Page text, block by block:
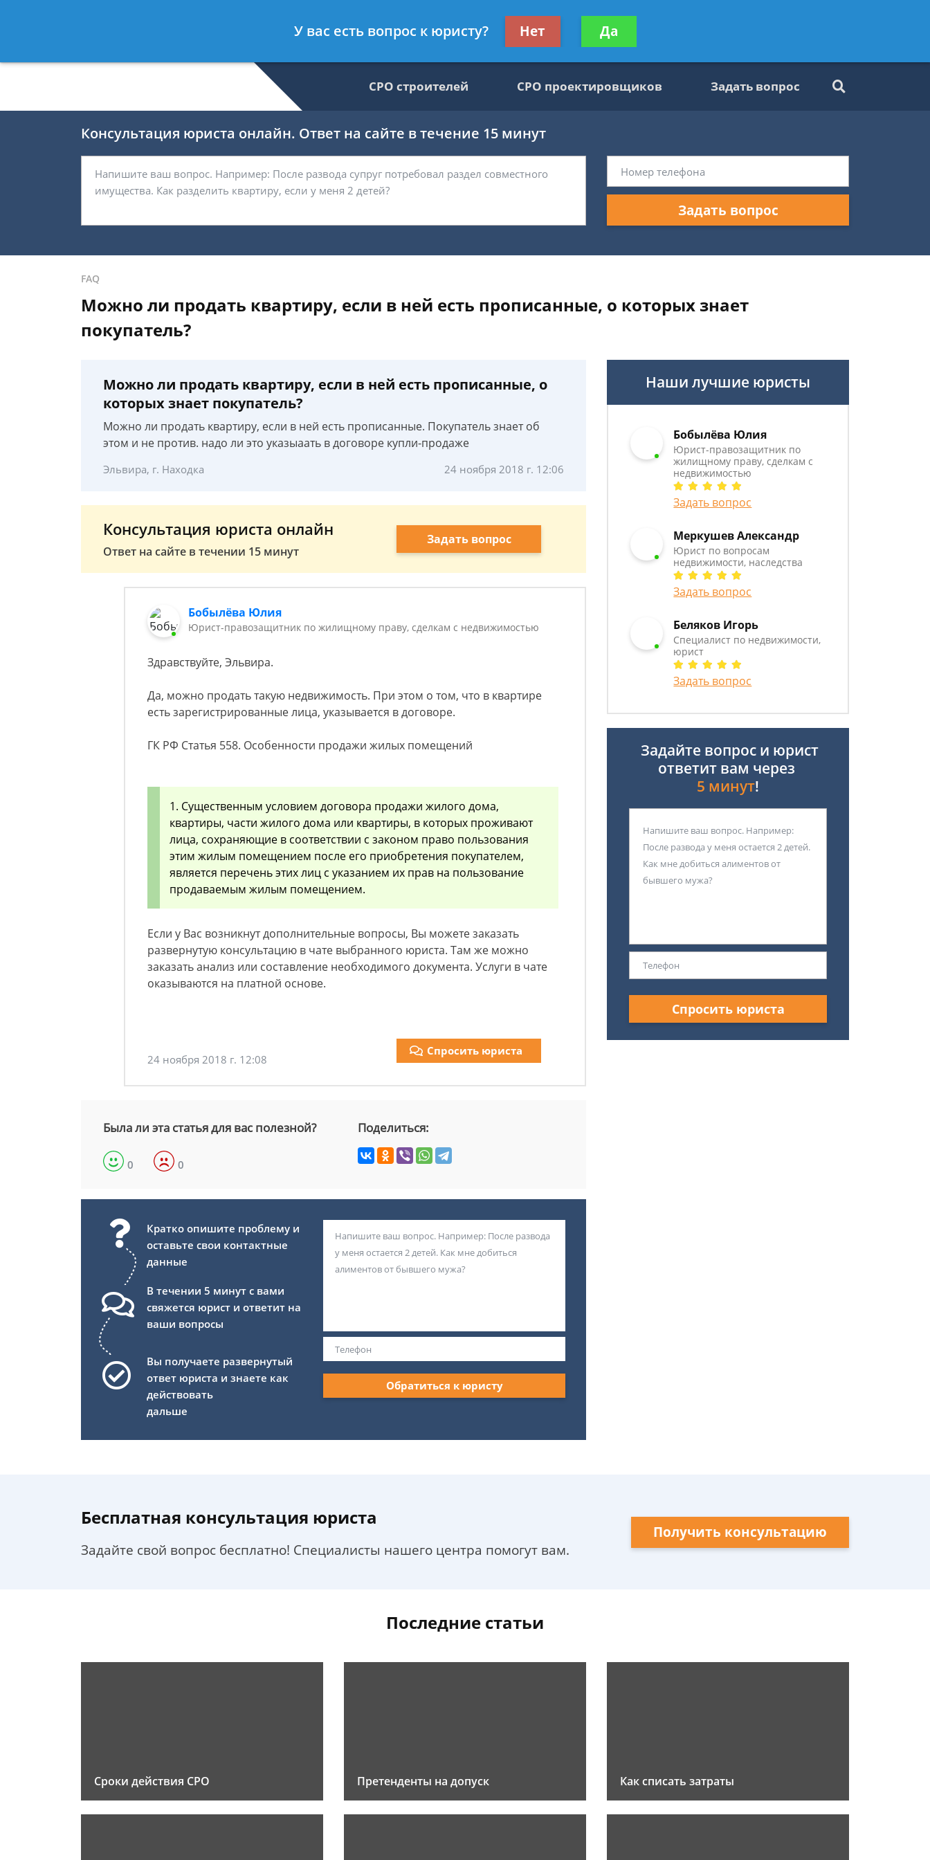
- Специалист по недвижимости, юрист
Получите консультацию
бесплатно
СРО строителей СРО проектировщиков Задать вопрос
Консультация юриста онлайн. Ответ на сайте в течение 15 минут
Задать вопрос
FAQ
Можно ли продать квартиру, если в ней есть прописанные, о которых знает
покупатель?
Можно ли продать квартиру, если в ней есть прописанные, о
которых знает покупатель?
Можно ли продать квартиру, если в ней есть прописанные. Покупатель знает об
этом и не против. надо ли это указыаать в договоре купли-продаже
Эльвира, г. Находка 24 ноября 2018 г. 12:06
Консультация юриста онлайн
Ответ на сайте в течении 15 минут
Задать вопрос
Бобылёва Юлия
Юрист-правозащитник по жилищному праву, сделкам с недвижимостью
Здравствуйте, Эльвира.
Да, можно продать такую недвижимость. При этом о том, что в квартире
есть зарегистрированные лица, указывается в договоре.
ГК РФ Статья 558. Особенности продажи жилых помещений
1. Существенным условием договора продажи жилого дома,
квартиры, части жилого дома или квартиры, в которых проживают
лица, сохраняющие в соответствии с законом право пользования
этим жилым помещением после его приобретения покупателем,
является перечень этих лиц с указанием их прав на пользование
продаваемым жилым помещением.
Если у Вас возникнут дополнительные вопросы, Вы можете заказать
развернутую консультацию в чате выбранного юриста. Там же можно
заказать анализ или составление необходимого документа. Услуги в чате
оказываются на платной основе.
24 ноября 2018 г. 12:08
Спросить юриста
Была ли эта статья для вас полезной?
0 0
Поделиться:
Кратко опишите проблему и
оставьте свои контактные
данные
В течении 5 минут с вами
свяжется юрист и ответит на
ваши вопросы
Вы получаете развернутый
ответ юриста и знаете как
действовать
дальше
Обратиться к юристу
Наши лучшие юристы
Бобылёва Юлия
Юрист-правозащитник по
жилищному праву, сделкам с
недвижимостью
Задать вопрос
Меркушев Александр
Юрист по вопросам
недвижимости, наследства
Задать вопрос
Беляков Игорь
Специалист по недвижимости,
юрист
Задать вопрос
Задайте вопрос и юрист
ответит вам через
5 минут!
Спросить юриста
Бесплатная консультация юриста
Задайте свой вопрос бесплатно! Специалисты нашего центра помогут вам.
Получить консультацию
Последние статьи
Сроки действия СРО Претенденты на допуск Как списать затраты
У вас есть вопрос к юристу? Нет Да